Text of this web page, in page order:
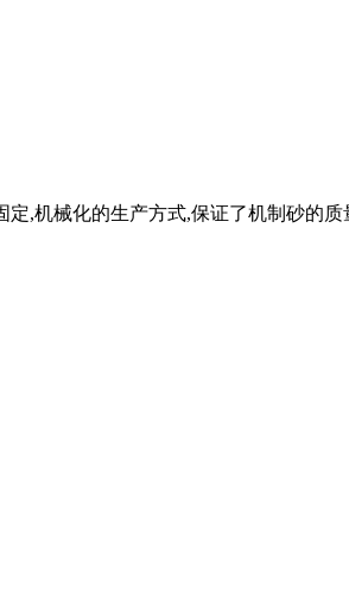
,机械化的生产方式,保证了机制砂的